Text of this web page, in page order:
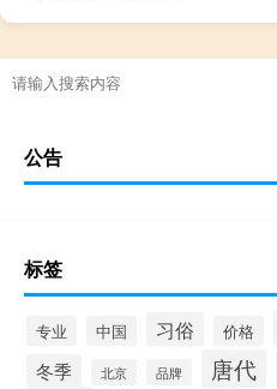
公告
标签
专业 中国 习俗 价格
冬季 北京 品牌 唐代